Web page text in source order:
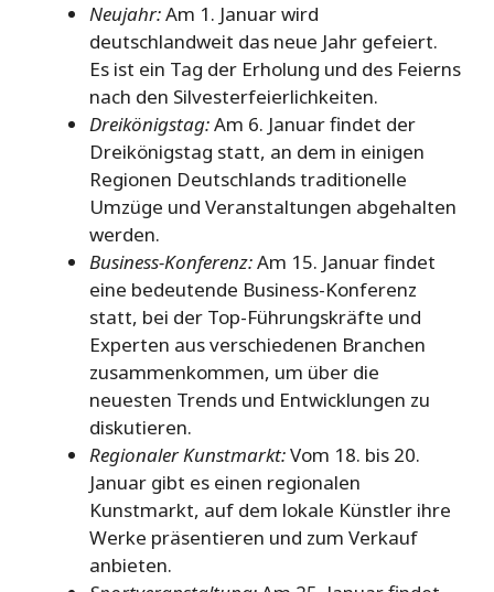
Neujahr:Am 1. Januar wird
deutschlandweit das neue Jahr gefeiert.
Es ist ein Tag der Erholung und des Feierns
nach den Silvesterfeierlichkeiten.
Dreikönigstag:Am 6. Januar findet der
Dreikönigstag statt, an dem in einigen
Regionen Deutschlands traditionelle
Umzüge und Veranstaltungen abgehalten
werden.
Business-Konferenz:Am 15. Januar findet
eine bedeutende Business-Konferenz
statt, bei der Top-Führungskräfte und
Experten aus verschiedenen Branchen
zusammenkommen, um über die
neuesten Trends und Entwicklungen zu
diskutieren.
Regionaler Kunstmarkt:Vom 18. bis 20.
Januar gibt es einen regionalen
Kunstmarkt, auf dem lokale Künstler ihre
Werke präsentieren und zum Verkauf
anbieten.